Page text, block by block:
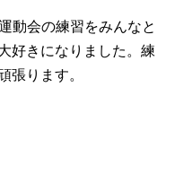
動会の練習をみんなと
好きになりました。練
張ります。